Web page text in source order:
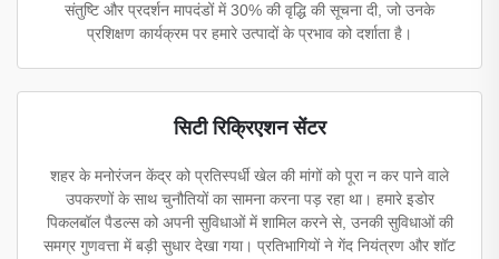
संतुष्टि और प्रदर्शन मापदंडों में 30% की वृद्धि की सूचना दी, जो उनके
प्रशिक्षण कार्यक्रम पर हमारे उत्पादों के प्रभाव को दर्शाता है।
सिटी रिक्रिएशन सेंटर
शहर के मनोरंजन केंद्र को प्रतिस्पर्धी खेल की मांगों को पूरा न कर पाने वाले
उपकरणों के साथ चुनौतियों का सामना करना पड़ रहा था। हमारे इडोर
पिकलबॉल पैडल्स को अपनी सुविधाओं में शामिल करने से, उनकी सुविधाओं की
समग्र गुणवत्ता में बड़ी सुधार देखा गया। प्रतिभागियों ने गेंद नियंत्रण और शॉट